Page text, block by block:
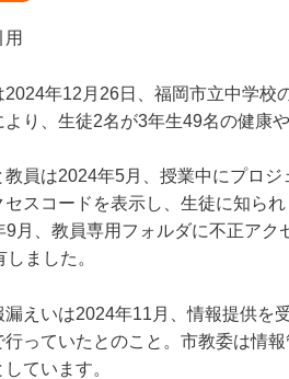
用
年12月26日、福岡市立中学
より、生徒2名が3年生49名の健康
員は2024年5月、授業中にプロ
スコードを表示し、生徒に知ら
月、教員専用フォルダに不正アク
ました。
えいは2024年11月、情報提供を
っていたとのこと。市教委は情
ています。